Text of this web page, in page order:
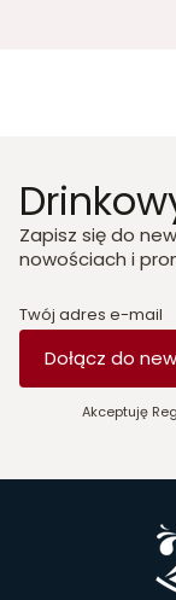
Zapisz się do
nowościach i
Twój adres e-mail
Dołącz do
Akceptuję